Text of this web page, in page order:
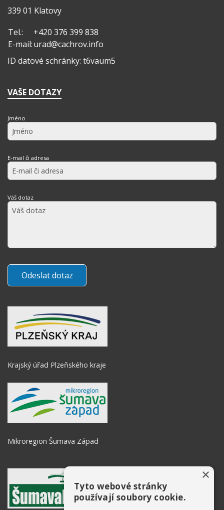
339 01 Klatovy
Tel.:
+420 376 399 838
E-mail:urad@cachrov.info
ID datové schránky: t6vaum5
VAŠE DOTAZY
Jméno
E-mail či adresa
Váš dotaz
Krajský úřad Plzeňského kraje
Mikroregion Šumava Západ
×
Tyto webové stránky
používají soubory cookie.